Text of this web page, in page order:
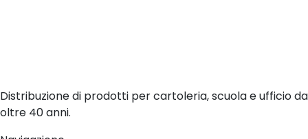
Distribuzione di prodotti per cartoleria, scuola e ufficio da
oltre 40 anni.